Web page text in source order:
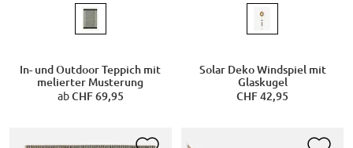
In- und Outdoor Teppich mit
melierter Musterung
abCHF 69,95
Solar Deko Windspiel mit
Glaskugel
CHF 42,95